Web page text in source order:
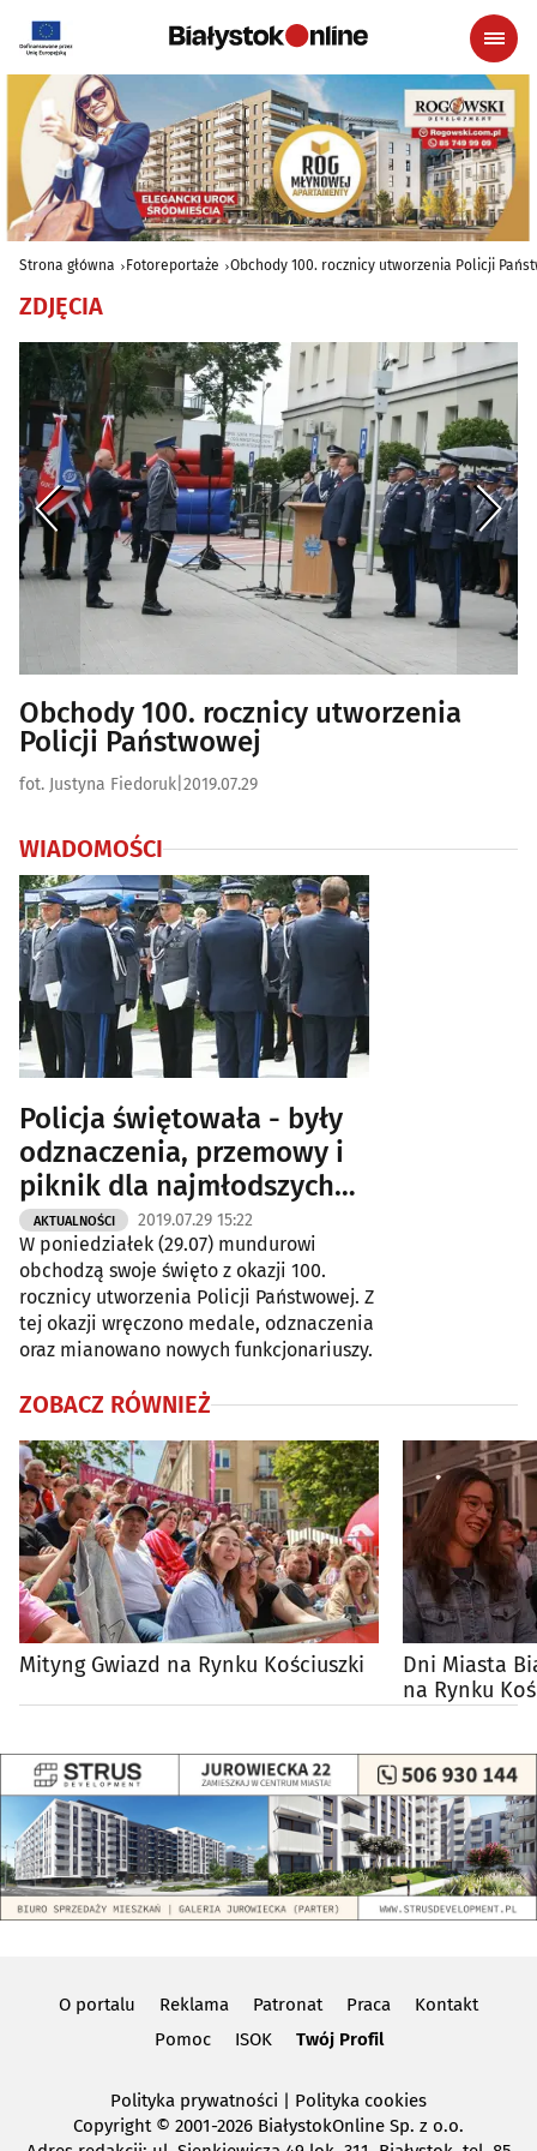
Strona główna Fotoreportaże Obchody 100. rocznicy utworzenia Policji
ZDJĘCIA
Obchody 100. rocznicy utworzenia
Policji Państwowej
fot. Justyna Fiedoruk 2019.07.29
WIADOMOŚCI
Policja świętowała - były
odznaczenia, przemowy i
piknik dla najmłodszych
[ZDJĘCIA]
AKTUALNOŚCI 2019.07.29 15:22
W poniedziałek (29.07) mundurowi
obchodzą swoje święto z okazji 100.
rocznicy utworzenia Policji Państwowej. Z
tej okazji wręczono medale, odznaczenia
oraz mianowano nowych funkcjonariuszy.
ZOBACZ RÓWNIEŻ
Mityng Gwiazd na Rynku Kościuszki
Dni Miasta
na Rynku
O portalu Reklama Patronat Praca
Kontakt
Pomoc
ISOK Twój Profil
Polityka prywatności | Polityka cookies
Copyright© 2001-2026 BiałystokOnline Sp. z o.o.